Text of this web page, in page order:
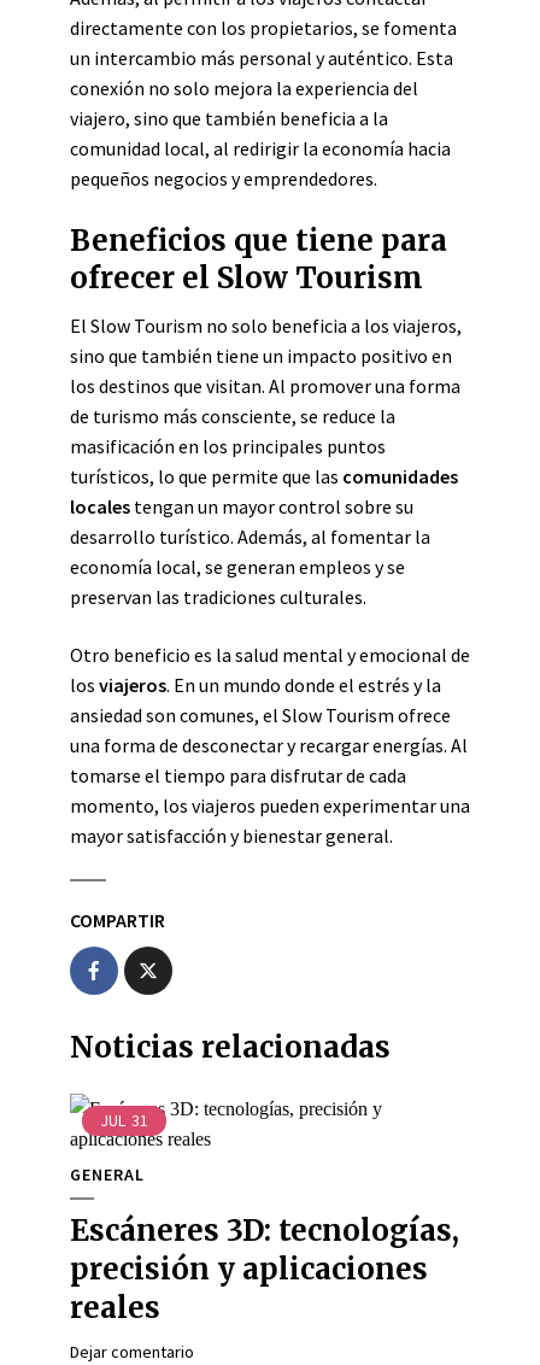
directamente con los propietarios, se fomenta
un intercambio más personal y auténtico. Esta
conexión no solo mejora la experiencia del
viajero, sino que también beneficia a la
comunidad local, al redirigir la economía hacia
pequeños negocios y emprendedores.
Beneficios que tiene para
ofrecer el Slow Tourism
El Slow Tourism no solo beneficia a los viajeros,
sino que también tiene un impacto positivo en
los destinos que visitan. Al promover una forma
de turismo más consciente, se reduce la
masificación en los principales puntos
turísticos, lo que permite que las comunidades
locales tengan un mayor control sobre su
desarrollo turístico. Además, al fomentar la
economía local, se generan empleos y se
preservan las tradiciones culturales.
Otro beneficio es la salud mental y emocional de
los viajeros. En un mundo donde el estrés y la
ansiedad son comunes, el Slow Tourism ofrece
una forma de desconectar y recargar energías. Al
tomarse el tiempo para disfrutar de cada
momento, los viajeros pueden experimentar una
mayor satisfacción y bienestar general.
COMPARTIR
Noticias relacionadas
JUL 31
GENERAL
Escáneres 3D: tecnologías,
precisión y aplicaciones
reales
Dejar comentario